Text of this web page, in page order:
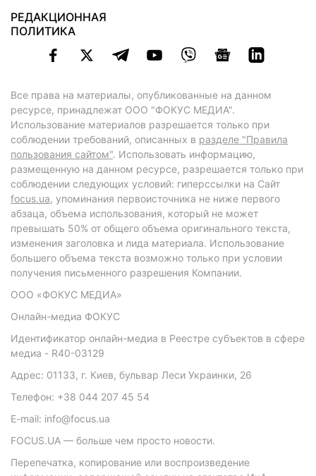
РЕДАКЦИОННАЯ
ПОЛИТИКА
Все права на материалы, опубликованные на данном
ресурсе, принадлежат ООО "ФОКУС МЕДИА".
Использование материалов разрешается только при
соблюдении требований, описанных в разделе "Правила
пользования сайтом". Использовать информацию,
размещенную на данном ресурсе, разрешается только при
соблюдении следующих условий: гиперссылки на Сайт
focus.ua, упоминания первоисточника не ниже первого
абзаца, объема использования, который не может
превышать 50% от общего объема оригинального текста,
изменения заголовка и лида материала. Использование
большего объема текста возможно только при условии
получения письменного разрешения Компании.
ООО «ФОКУС МЕДИА»
Онлайн-медиа ФОКУС
Идентификатор онлайн-медиа в Реестре субъектов в сфере
медиа - R40-03129
Адрес: 01133, г. Киев, бульвар Леси Украинки, 26
Телефон: +38 044 207 45 54
E-mail: info@focus.ua
FOCUS.UA — больше чем просто новости.
Перепечатка, копирование или воспроизведение